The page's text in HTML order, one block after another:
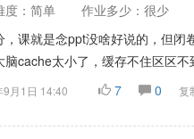
度：简单
作业多少：很少
，课就是念ppt没啥好说的，但
脑cache太小了，缓存不住区区
月1日 14:40 7 0 复